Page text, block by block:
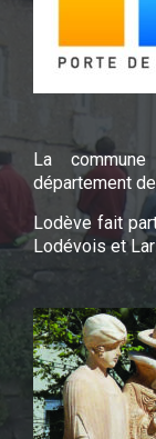
La
département
Lodève fait
Lodévois et